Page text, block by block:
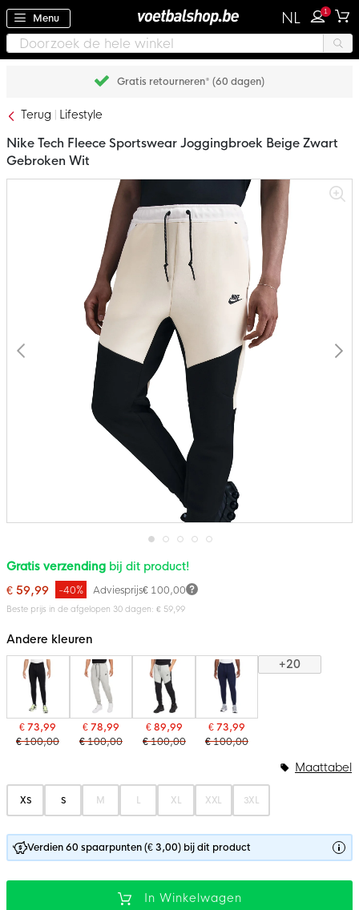
Menu NL 1
Gratis retourneren* (60 dagen)
Terug Lifestyle
Ga
naar
begin
van
gallerij
Nike Tech Fleece Sportswear Joggingbroek Beige Zwart
Gebroken Wit
Gratis verzending bij dit product!
€ 59,99
Adviesprijs€ 100,00
-40%
Beste prijs in de afgelopen 30 dagen: € 59,99
Andere kleuren
€ 73,99
€ 100,00
€ 78,99
€ 100,00
€ 89,99
€ 100,00
€ 73,99
€ 100,00
+20
XS S M L XL XXL 3XL
Maattabel
Verdien 60 spaarpunten (€ 3,00) bij dit product
In Winkelwagen